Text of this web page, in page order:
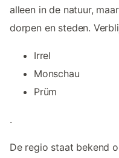
alleen in de natuur,
dorpen en steden.
Irrel
Monschau
Prüm
.
De regio staat bekend